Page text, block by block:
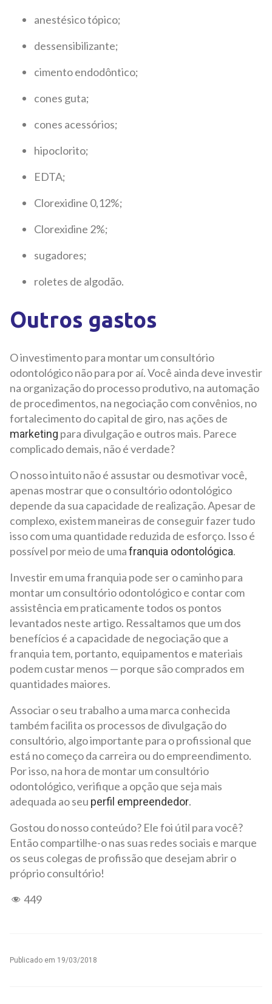
anestésico tópico;
dessensibilizante;
cimento endodôntico;
cones guta;
cones acessórios;
hipoclorito;
EDTA;
Clorexidine 0,12%;
Clorexidine 2%;
sugadores;
roletes de algodão.
Outros gastos
O investimento para montar um consultório
odontológico não para por aí. Você ainda deve investir
na organização do processo produtivo, na automação
de procedimentos, na negociação com convênios, no
fortalecimento do capital de giro, nas ações de
marketing para divulgação e outros mais. Parece
complicado demais, não é verdade?
O nosso intuito não é assustar ou desmotivar você,
apenas mostrar que o consultório odontológico
depende da sua capacidade de realização. Apesar de
complexo, existem maneiras de conseguir fazer tudo
isso com uma quantidade reduzida de esforço. Isso é
possível por meio de umafranquia odontológica.
Investir em uma franquia pode ser o caminho para
montar um consultório odontológico e contar com
assistência em praticamente todos os pontos
levantados neste artigo. Ressaltamos que um dos
benefícios é a capacidade de negociação que a
franquia tem, portanto, equipamentos e materiais
podem custar menos — porque são comprados em
quantidades maiores.
Associar o seu trabalho a uma marca conhecida
também facilita os processos de divulgação do
consultório, algo importante para o profissional que
está no começo da carreira ou do empreendimento.
Por isso, na hora de montar um consultório
odontológico, verifique a opção que seja mais
adequada ao seu perfil empreendedor.
Gostou do nosso conteúdo? Ele foi útil para você?
Então compartilhe-o nas suas redes sociais e marque
os seus colegas de profissão que desejam abrir o
próprio consultório!
449
Publicado em 19/03/2018